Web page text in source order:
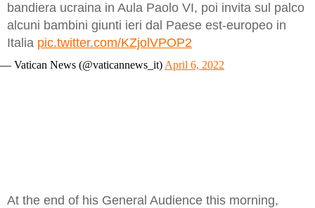
bandiera ucraina in Aula Paolo VI, poi invita sul palco
alcuni bambini giunti ieri dal Paese est-europeo in
Italia pic.twitter.com/KZjolVPOP2
— Vatican News (@vaticannews_it) April 6, 2022
At the end of his General Audience this morning,